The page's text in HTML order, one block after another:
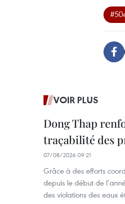
VOIR PLUS
Dong Thap
traçabilité des
07/08/2026 09:21
Grâce à des efforts
depuis le début de
des violations des eaux